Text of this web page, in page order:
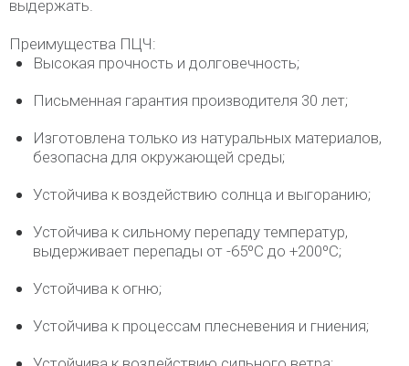
выдержать.
Преимущества ПЦЧ:
Высокая прочность и долговечность;
Письменная гарантия производителя 30 лет;
Изготовлена только из натуральных материалов,
безопасна для окружающей среды;
Устойчива к воздействию солнца и выгоранию;
Устойчива к сильному перепаду температур,
выдерживает перепады от -65ºС до +200ºС;
Устойчива к огню;
Устойчива к процессам плесневения и гниения;